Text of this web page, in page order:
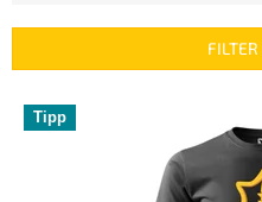
u
Tipp